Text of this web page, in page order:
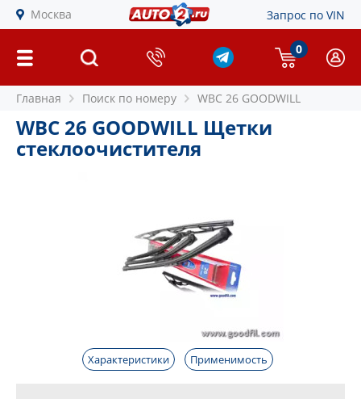
Москва Запрос по VIN
0
Главная Поиск по номеру WBC 26 GOODWILL
WBC 26 GOODWILL Щетки
стеклоочистителя
Характеристики Применимость